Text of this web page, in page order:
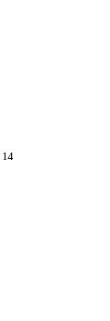
14